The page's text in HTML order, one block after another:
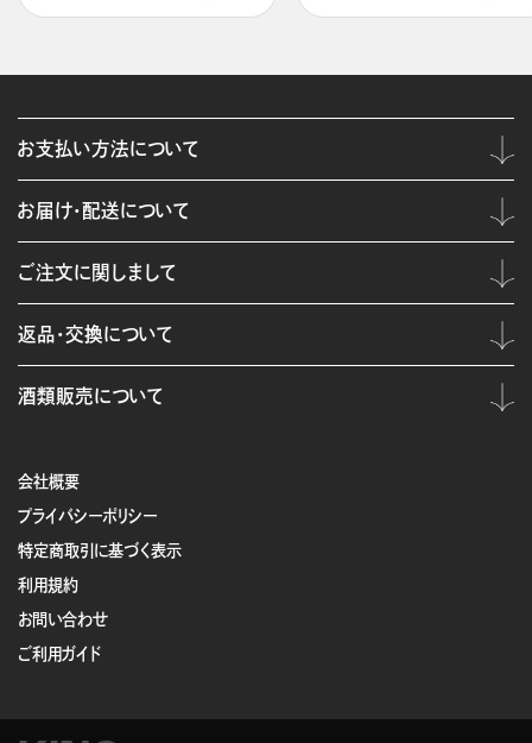
会社概要
プライバシーポリシー
特定商取引に基づく表示
利用規約
お問い合わせ
ご利用ガイド
お支払い方法について
お届け・配送について
ご注文に関しまして
返品・交換について
酒類販売について